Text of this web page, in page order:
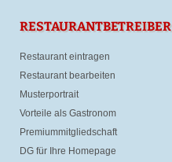
RESTAURANTBETREIBER
Restaurant eintragen
Restaurant bearbeiten
Musterportrait
Vorteile als Gastronom
Premiummitgliedschaft
DG für Ihre Homepage